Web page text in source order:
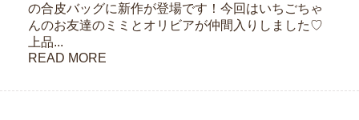
の合皮バッグに新作が登場です！今回はいちごちゃ
んのお友達のミミとオリビアが仲間入りしました♡
上品...
READ MORE